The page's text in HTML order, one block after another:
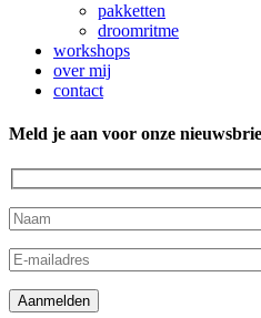
pakketten
droomritme
workshops
over mij
contact
Meld je aan voor onze